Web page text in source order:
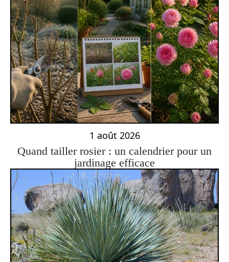
1 août 2026
Quand tailler rosier : un calendrier pour un
jardinage efficace